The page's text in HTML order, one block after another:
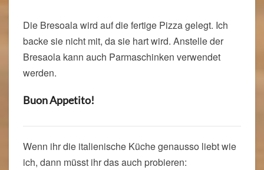
Die Bresoala wird auf die fertige Pizza gelegt. Ich
backe sie nicht mit, da sie hart wird. Anstelle der
Bresaola kann auch Parmaschinken verwendet
werden.
Buon Appetito!
Wenn ihr die italienische Küche genausso liebt wie
ich, dann müsst ihr das auch probieren: